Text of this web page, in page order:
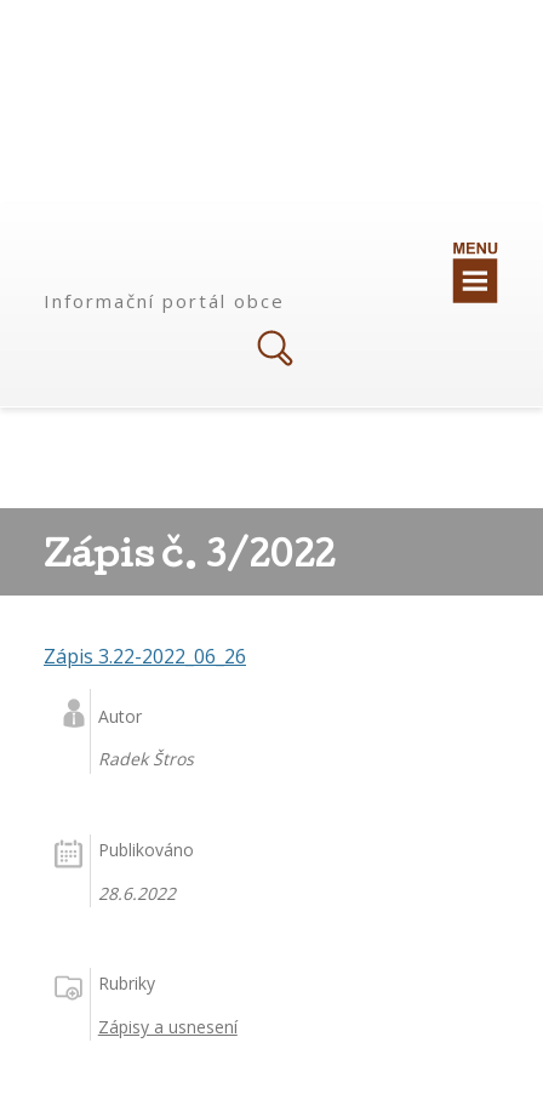
Informační portál obce
Zápis č. 3/2022
Zápis 3.22-2022_06_26
Autor
Radek Štros
Publikováno
28.6.2022
Rubriky
Zápisy a usnesení